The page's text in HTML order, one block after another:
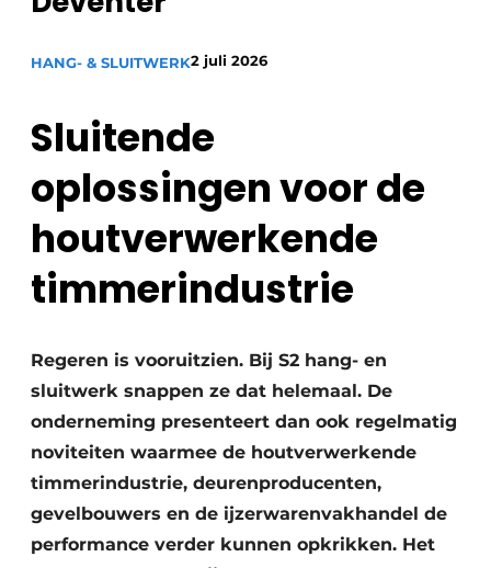
Vacature aanmelden
Video’s
Werben
HANG- & SLUITWERK2 juli 2026
Sluitende
oplossingen voor de
houtverwerkende
timmerindustrie
Regeren is vooruitzien. Bij S2 hang- en
sluitwerk snappen ze dat helemaal. De
onderneming presenteert dan ook regelmatig
noviteiten waarmee de houtverwerkende
timmerindustrie, deurenproducenten,
gevelbouwers en de ijzerwarenvakhandel de
performance verder kunnen opkrikken. Het